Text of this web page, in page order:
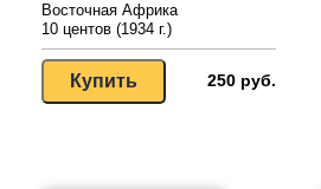
Восточная Африка
10 центов (1934 г.)
250 руб.